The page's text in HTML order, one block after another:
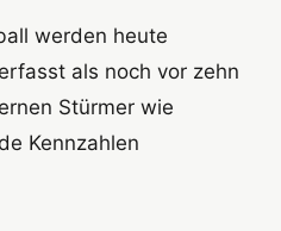
werden heute
als noch vor zehn
Stürmer wie
Kennzahlen